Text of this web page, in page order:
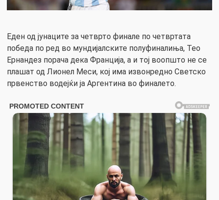
Еден од јунаците за четврто финале по четвртата
победа по ред во мундијалските полуфиналиња, Тео
Ернандез порача дека Франција, а и тој воопшто не се
плашат од Лионел Меси, кој има извонредно Светско
првенство водејќи ја Аргентина во финалето.